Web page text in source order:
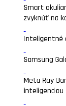
Smart
zvyknúť na
Inteligentné
Samsung
Meta Ray-
inteligenciou